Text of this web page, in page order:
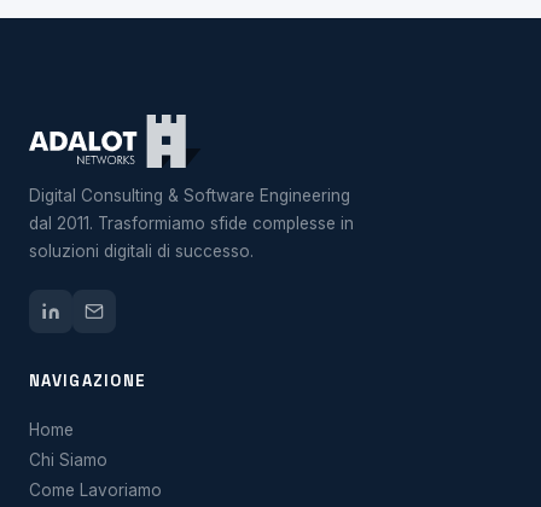
Digital Consulting & Software Engineering
dal 2011. Trasformiamo sfide complesse in
soluzioni digitali di successo.
NAVIGAZIONE
Home
Chi Siamo
Come Lavoriamo